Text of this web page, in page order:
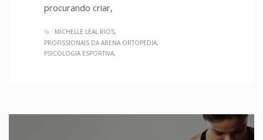
procurando criar,
MICHELLE LEAL RIOS
PROFISSIONAIS DA ARENA ORTOPEDIA
PSICOLOGIA ESPORTIVA